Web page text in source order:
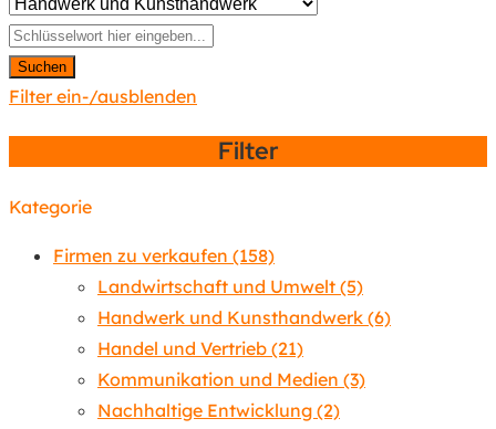
Suchen
Filter ein-/ausblenden
Filter
Kategorie
Firmen zu verkaufen (158)
Landwirtschaft und Umwelt (5)
Handwerk und Kunsthandwerk (6)
Handel und Vertrieb (21)
Kommunikation und Medien (3)
Nachhaltige Entwicklung (2)